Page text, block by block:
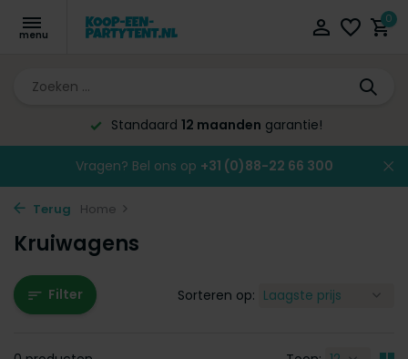
0
Standaard 12 maanden garantie!
Vragen? Bel ons op +31 (0)88-22 66 300
Terug Home
Kruiwagens
Filter Sorteren op: